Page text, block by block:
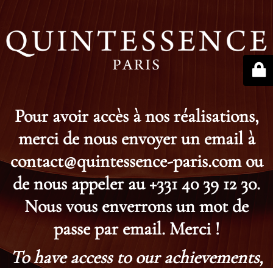
Pour avoir accès à nos réalisations,
merci de nous envoyer un email à
contact@quintessence-paris.com ou
de nous appeler au +331 40 39 12 30.
Nous vous enverrons un mot de
passe par email. Merci !
To have access to our achievements,